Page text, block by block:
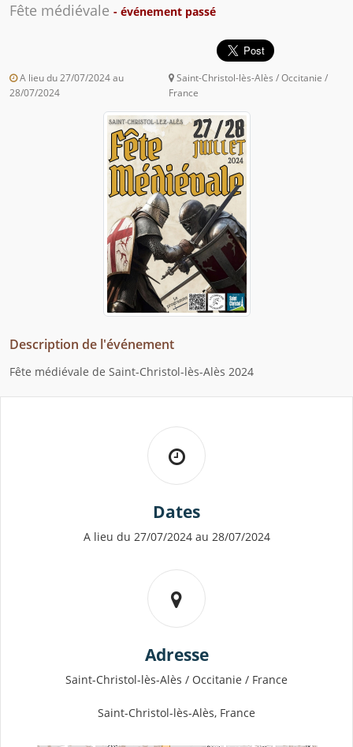
Fête médiévale - événement passé
A lieu du 27/07/2024 au
28/07/2024
Saint-Christol-lès-Alès / Occitanie /
France
Description de l'événement
Fête médiévale de Saint-Christol-lès-Alès 2024
Dates
A lieu du 27/07/2024 au 28/07/2024
Adresse
Saint-Christol-lès-Alès / Occitanie / France
Saint-Christol-lès-Alès, France